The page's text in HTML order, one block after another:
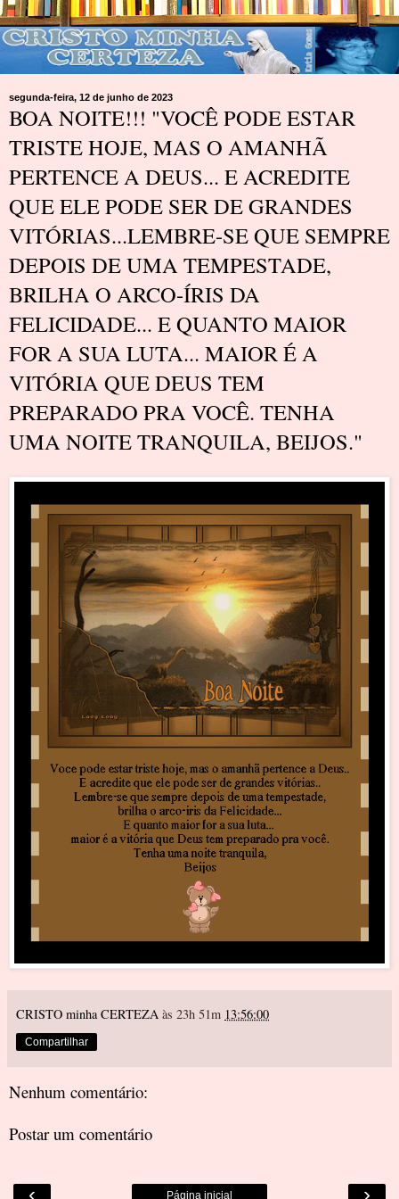
segunda-feira, 12 de junho de 2023
BOA NOITE!!! "VOCÊ PODE ESTAR
TRISTE HOJE, MAS O AMANHÃ
PERTENCE A DEUS... E ACREDITE
QUE ELE PODE SER DE GRANDES
VITÓRIAS...LEMBRE-SE QUE SEMPRE
DEPOIS DE UMA TEMPESTADE,
BRILHA O ARCO-ÍRIS DA
FELICIDADE... E QUANTO MAIOR
FOR A SUA LUTA... MAIOR É A
VITÓRIA QUE DEUS TEM
PREPARADO PRA VOCÊ. TENHA
UMA NOITE TRANQUILA, BEIJOS."
CRISTO minha CERTEZA às 23h 51m 13:56:00
Compartilhar
Nenhum comentário:
Postar um comentário
‹ ›
Página inicial